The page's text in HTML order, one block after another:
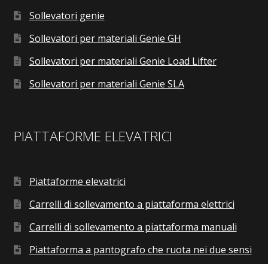
Sollevatori genie
Sollevatori per materiali Genie GH
Sollevatori per materiali Genie Load Lifter
Sollevatori per materiali Genie SLA
PIATTAFORME ELEVATRICI
Piattaforme elevatrici
Carrelli di sollevamento a piattaforma elettrici
Carrelli di sollevamento a piattaforma manuali
Piattaforma a pantografo che ruota nei due sensi